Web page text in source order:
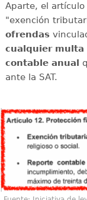
Aparte, el
"exención
ofrendas
cualquier multa
contable anual
ante la SAT.